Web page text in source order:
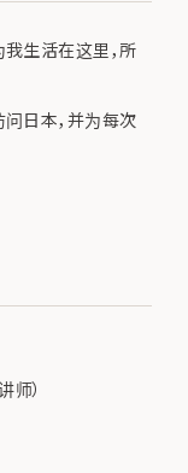
生活在这里，所
日本，并为每次
师）